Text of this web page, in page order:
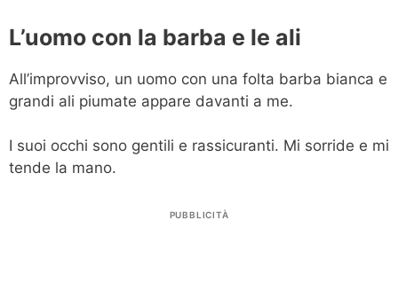
L’uomo con la barba e le ali
All’improvviso, un uomo con una folta barba bianca e
grandi ali piumate appare davanti a me.
I suoi occhi sono gentili e rassicuranti. Mi sorride e mi
tende la mano.
PUBBLICITÀ